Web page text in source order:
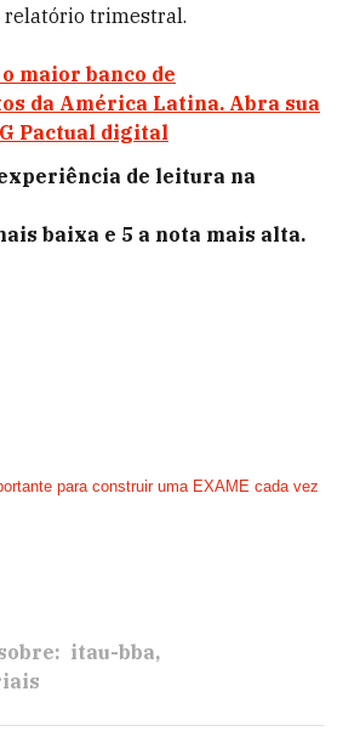
trimestral.
maior banco de
da América Latina. Abra sua
Pactual digital
experiência de leitura na
baixa e 5 a nota mais alta.
para construir uma EXAME cada vez
itau-bba